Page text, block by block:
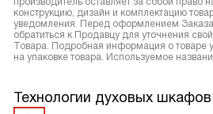
конструкцию, дизайн и комплектацию
уведомления. Перед оформлением
обратиться к Продавцу для уточнения
Товара. Подробная информация о товаре
на упаковке товара. Используемое
Технологии духовых